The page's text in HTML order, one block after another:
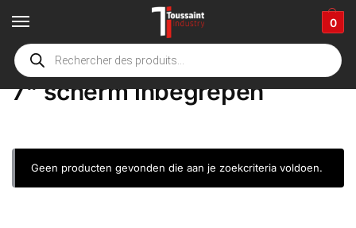
0
Home Winkel / Product Opties /
7" scherm inbegrepen
Geen producten gevonden die aan je zoekcriteria voldoen.